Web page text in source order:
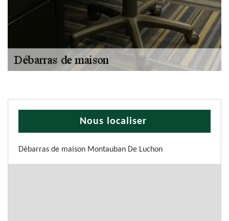
Nous localiser
Débarras de maison Montauban De Luchon